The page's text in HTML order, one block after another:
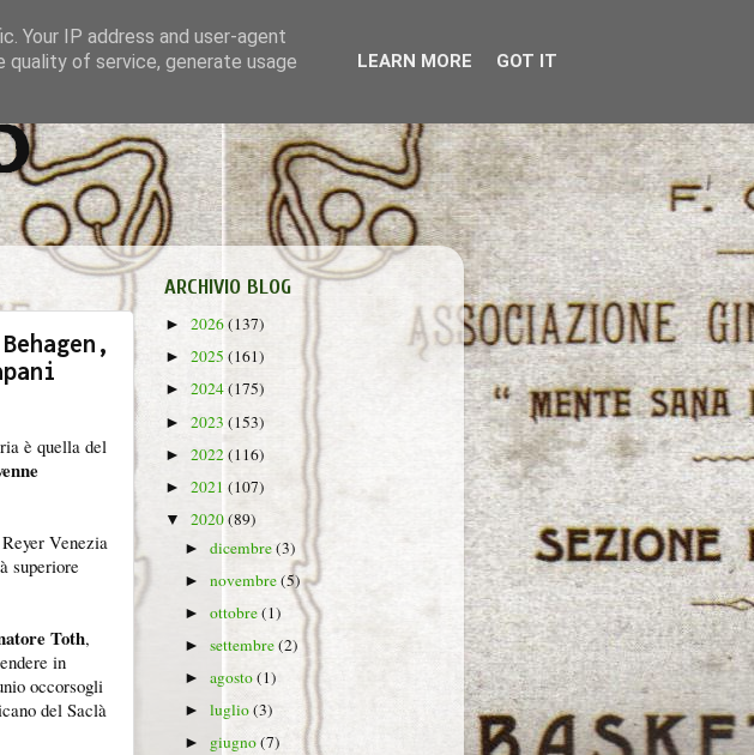
è quella del
Venezia
superiore
Toth,
in
occorsogli
del Saclà
ARCHIVIO BLOG
► 2026(137)
► 2025 (161)
► 2024(175)
► 2023 (153)
► 2022(116)
► 2021 (107)
▼ 2020(89)
►dicembre(3)
►novembre(5)
►ottobre(1)
►settembre(2)
►agosto(1)
►luglio(3)
► giugno(7)
Your IP address and user-agent
quality of service, generate usage
LEARN MORE GOT IT